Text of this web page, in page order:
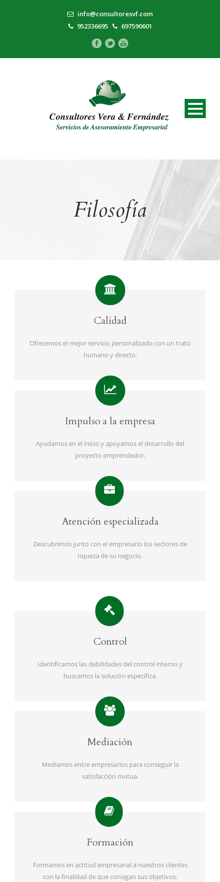
info@consultoresvf.com
952336695
697590601
Filosofía
Calidad
Ofrecemos el mejor servicio personalizado con un trato
humano y directo.
Impulso a la empresa
Ayudamos en el inicio y apoyamos el desarrollo del
proyecto emprendedor.
Atención especializada
Descubrimos junto con el empresario los sectores de
riqueza de su negocio.
Control
Identificamos las debilidades del control interno y
buscamos la solución específica.
Mediación
Mediamos entre empresarios para conseguir la
satisfacción mutua.
Formación
Formamos en actitud empresarial a nuestros clientes
con la finalidad de que consigan sus objetivos.